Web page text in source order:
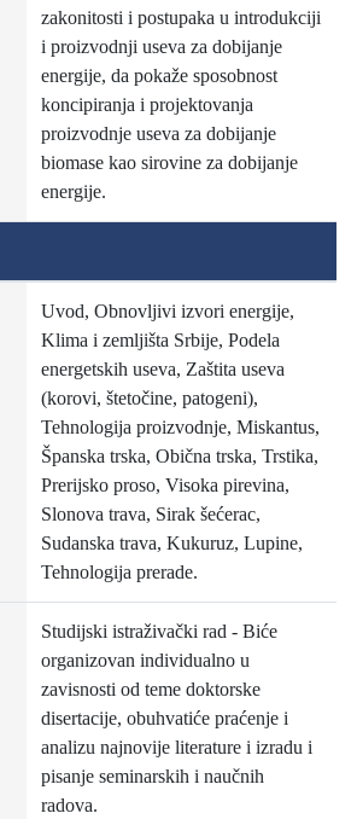
zakonitosti i postupaka u introdukciji
i proizvodnji useva za dobijanje
energije, da pokaže sposobnost
koncipiranja i projektovanja
proizvodnje useva za dobijanje
biomase kao sirovine za dobijanje
energije.
Uvod, Obnovljivi izvori energije,
Klima i zemljišta Srbije, Podela
energetskih useva, Zaštita useva
(korovi, štetočine, patogeni),
Tehnologija proizvodnje, Miskantus,
Španska trska, Obična trska, Trstika,
Prerijsko proso, Visoka pirevina,
Slonova trava, Sirak šećerac,
Sudanska trava, Kukuruz, Lupine,
Tehnologija prerade.
Studijski istraživački rad - Biće
organizovan individualno u
zavisnosti od teme doktorske
disertacije, obuhvatiće praćenje i
analizu najnovije literature i izradu i
pisanje seminarskih i naučnih
radova.